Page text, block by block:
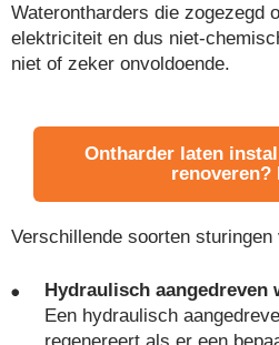
Waterontharders die zogezegd
elektriciteit en dus niet-
niet of zeker onvoldoende.
Ontharder laten
Verschillende soorten
Hydraulisch aangedreven
Een hydraulisch